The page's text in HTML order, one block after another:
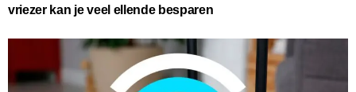
vriezer kan je veel ellende besparen